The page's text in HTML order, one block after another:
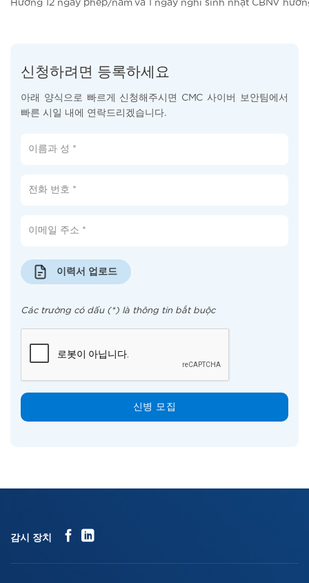
Hưởng 12 ngày phép/năm và 1 ngày nghỉ sinh nhật CBNV
신청하려면 등록하세요
아래 양식으로 빠르게 신청해주시면 CMC 사이버 보안팀에서
빠른 시일 내에 연락드리겠습니다.
이력서 업로드
Các trường có dấu (*) là thông tin bắt buộc
감시 장치